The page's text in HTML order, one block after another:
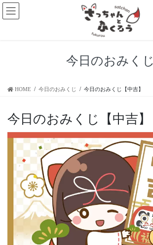
今日のおみくじ
HOME 今日のおみくじ 今日のおみくじ【中吉】
今日のおみくじ【中吉】